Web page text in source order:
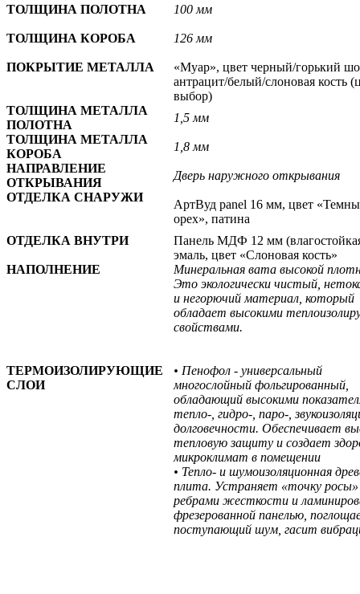
ТОЛЩИНА ПОЛОТНА 100 мм
ТОЛЩИНА КОРОБА 126 мм
ПОКРЫТИЕ МЕТАЛЛА
«Муар», цвет черный/горький
антрацит/белый/слоновая кость
выбор)
ТОЛЩИНА МЕТАЛЛА
ПОЛОТНА
1,5 мм
ТОЛЩИНА МЕТАЛЛА
КОРОБА
1,8 мм
НАПРАВЛЕНИЕ
ОТКРЫВАНИЯ
Дверь наружного открывания
ОТДЕЛКА СНАРУЖИ
АртВуд panel 16 мм, цвет
орех», патина
ОТДЕЛКА ВНУТРИ
Панель МДФ 12 мм
эмаль, цвет «Слоновая кость»
НАПОЛНЕНИЕ
Минеральная вата высокой
Это экологически чистый,
и негорючий материал, который
обладает высокими
свойствами.
ТЕРМОИЗОЛИРУЮЩИЕ
СЛОИ
• Пенофол - универсальный
многослойный фольгированный,
обладающий высокими
тепло-, гидро-, паро-,
долговечности. Обеспечивает
тепловую защиту и создает
микроклимат в помещении
• Тепло- и шумоизоляционная
плита. Устраняет «точку
ребрами жесткости и
фрезерованной панелью,
поступающий шум, гасит